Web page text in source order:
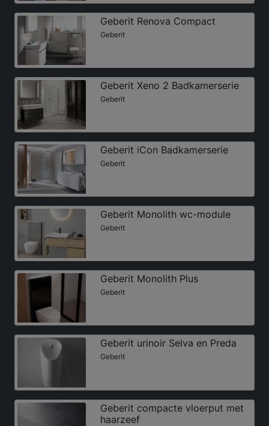
Geberit Renova Compact
Geberit
Geberit Xeno 2 Badkamerserie
Geberit
Geberit iCon Badkamerserie
Geberit
Geberit Monolith wc-module
Geberit
Geberit Monolith Plus
Geberit
Geberit urinoir Selva en Preda
Geberit
Geberit compacte vloerput met
haarzeef